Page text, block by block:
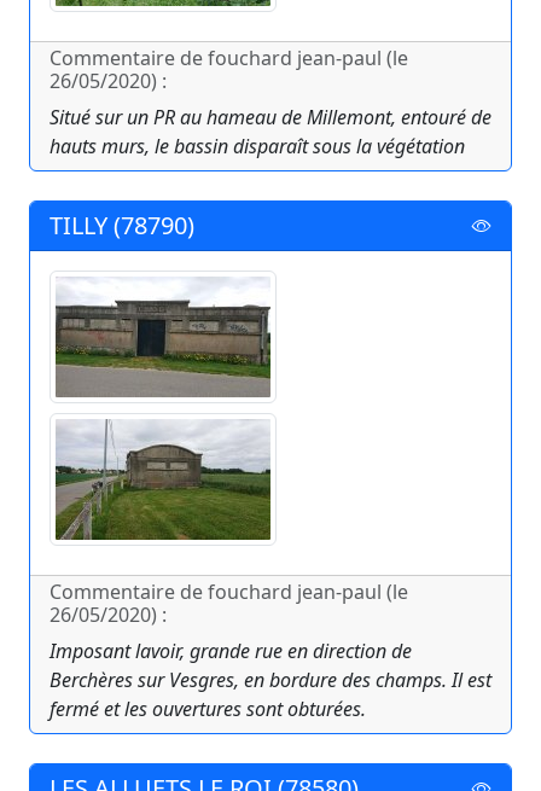
Commentaire de fouchard jean-paul (le
26/05/2020) :
Situé sur un PR au hameau de Millemont, entouré de
hauts murs, le bassin disparaît sous la végétation
TILLY (78790)
Commentaire de fouchard jean-paul (le
26/05/2020) :
Imposant lavoir, grande rue en direction de
Berchères sur Vesgres, en bordure des champs. Il est
fermé et les ouvertures sont obturées.